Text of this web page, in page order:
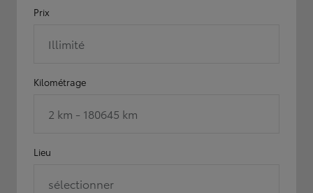
Prix
Illimité
Kilométrage
2 km - 180645 km
Lieu
sélectionner